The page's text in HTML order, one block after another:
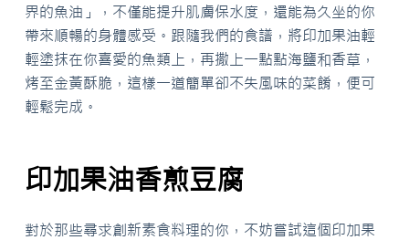
界的魚油」，不僅能提升肌膚保水度，還能為久坐的你
帶來順暢的身體感受。跟隨我們的食譜，將印加果油輕
輕塗抹在你喜愛的魚類上，再撒上一點點海鹽和香草，
烤至金黃酥脆，這樣一道簡單卻不失風味的菜餚，便可
輕鬆完成。
印加果油香煎豆腐
對於那些尋求創新素食料理的你，不妨嘗試這個印加果